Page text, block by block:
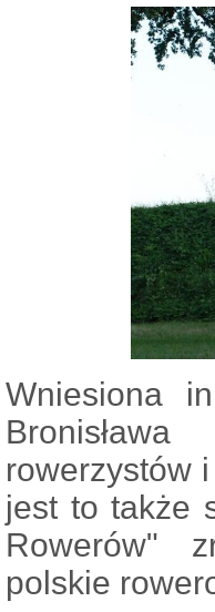
Wniesiona
rowerzystów
jest to także
Rowerów"
polskie